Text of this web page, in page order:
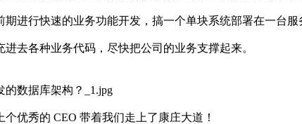
进行快速的业务功能开发，搞一个单块系统部署在一台服
去各种业务代码，尽快把公司的业务支撑起来。
优秀的 CEO 带着我们走上了康庄大道！